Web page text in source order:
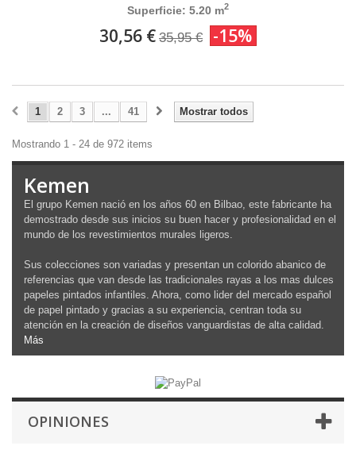
Superficie: 5.20 m2
30,56 € 35,95 € -15%
Mostrar todos
1 2 3 ... 41
Mostrando 1 - 24 de 972 items
Kemen
El grupo Kemen nació en los años 60 en Bilbao, este fabricante ha
demostrado desde sus inicios su buen hacer y profesionalidad en el
mundo de los revestimientos murales ligeros.
Sus colecciones son variadas y presentan un colorido abanico de
referencias que van desde las tradicionales rayas a los mas dulces
papeles pintados infantiles. Ahora, como lider del mercado español
de papel pintado y gracias a su experiencia, centran toda su
atención en la creación de diseños vanguardistas de alta calidad.
Más
OPINIONES